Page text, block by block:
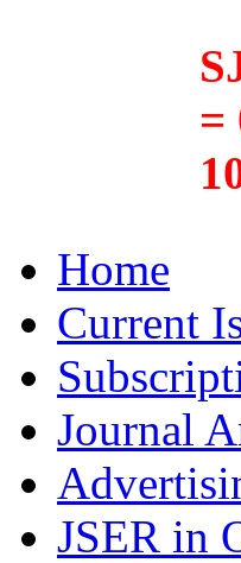
=
Home
Current
Journal
JSER in